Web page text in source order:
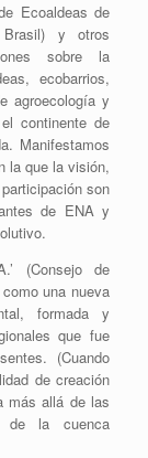
Ecoaldeas de
Brasil) y otros
sobre la
ecobarrios,
agroecología y
continente de
Manifestamos
la que la visión,
son
de ENA y
(Consejo de
una nueva
formada y
que fue
(Cuando
de creación
más allá de las
de la cuenca